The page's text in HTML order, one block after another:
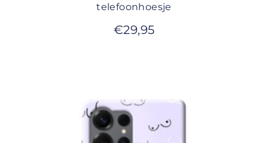
telefoonhoesje
€29,95